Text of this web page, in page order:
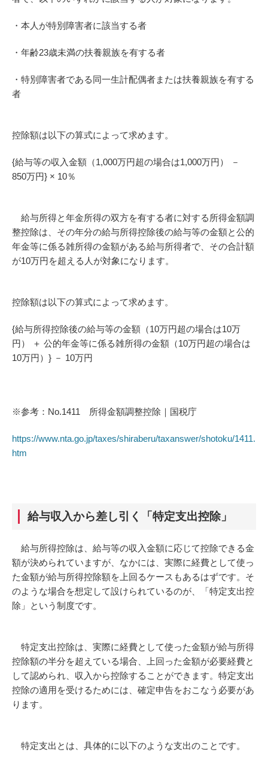
・本人が特別障害者に該当する者
・年齢23歳未満の扶養親族を有する者
・特別障害者である同一生計配偶者または扶養親族を有する
者
控除額は以下の算式によって求めます。
{給与等の収入金額（1,000万円超の場合は1,000万円） －
850万円} × 10％
給与所得と年金所得の双方を有する者に対する所得金額調
整控除は、その年分の給与所得控除後の給与等の金額と公的
年金等に係る雑所得の金額がある給与所得者で、その合計額
が10万円を超える人が対象になります。
控除額は以下の算式によって求めます。
{給与所得控除後の給与等の金額（10万円超の場合は10万
円） ＋ 公的年金等に係る雑所得の金額（10万円超の場合は
10万円）} － 10万円
※参考：No.1411 所得金額調整控除｜国税庁
https://www.nta.go.jp/taxes/shiraberu/taxanswer/shotoku/1411.
htm
給与収入から差し引く「特定支出控除」
給与所得控除は、給与等の収入金額に応じて控除できる金
額が決められていますが、なかには、実際に経費として使っ
た金額が給与所得控除額を上回るケースもあるはずです。そ
のような場合を想定して設けられているのが、「特定支出控
除」という制度です。
特定支出控除は、実際に経費として使った金額が給与所得
控除額の半分を超えている場合、上回った金額が必要経費と
して認められ、収入から控除することができます。特定支出
控除の適用を受けるためには、確定申告をおこなう必要があ
ります。
特定支出とは、具体的に以下のような支出のことです。